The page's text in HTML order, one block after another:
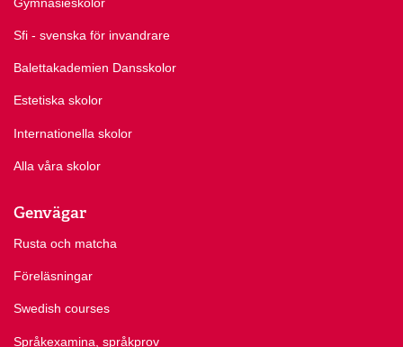
Sfi - svenska för invandrare
Balettakademien Dansskolor
Estetiska skolor
Internationella skolor
Alla våra skolor
Genvägar
Rusta och matcha
Föreläsningar
Swedish courses
Språkexamina, språkprov